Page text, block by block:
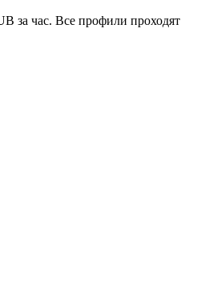
за час. Все профили проходят